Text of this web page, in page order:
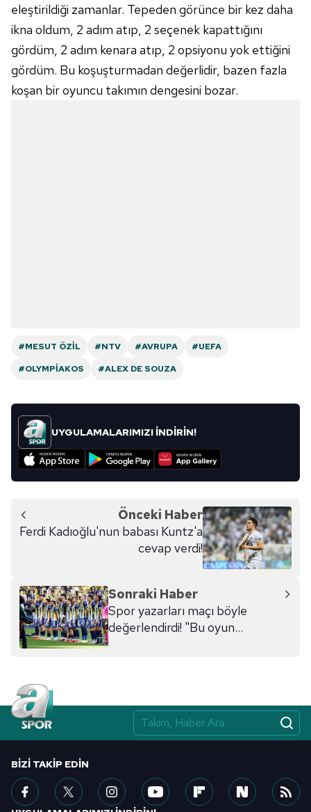
eleştirildiği zamanlar. Tepeden görünce bir kez daha
ikna oldum, 2 adım atıp, 2 seçenek kapattığını
gördüm, 2 adım kenara atıp, 2 opsiyonu yok ettiğini
gördüm. Bu koşuşturmadan değerlidir, bazen fazla
koşan bir oyuncu takımın dengesini bozar.
#MESUT ÖZIL #NTV #AVRUPA
#UEFA
#OLYMPIAKOS
#ALEX DE SOUZA
UYGULAMALARIMIZI İNDİRİN!
Önceki Haber
Ferdi Kadıoğlu'nun babası Kuntz'a
cevap verdi!
Sonraki Haber
Spor yazarları maçı böyle
değerlendirdi! "Bu oyun
BIZI TAKIP EDIN